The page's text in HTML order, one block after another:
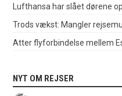
Lufthansa har slået dørene
Trods vækst: Mangler
Atter flyforbindelse mellem
NYT OM REJSER